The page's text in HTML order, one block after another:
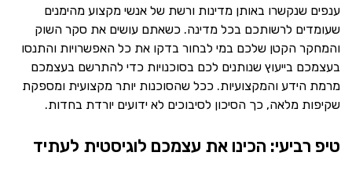
ענפים שנקשרו באותן מדינות ורשת של אנשי מקצוע מהימנים
שעומדים לרשותכם בכל מדינה. כשאתם עושים את סקר השוק
והמחקר הקטן שלכם במי לבחור בדקו את כל האפשרויות והתנסו
בעצמכם בייעוץ שנותנים לכם בסוכנויות כדי להתרשם בעצמכם
מרמת הידע והמקצועיות. ככל שהסוכנות יותר מקצועית ומספקת
שקיפות מלאה, כך הסיכון לסיבוכים לא ידועים יורדת בחדות.
טיפ רביעי: הכינו את עצמכם לוגיסטית לעתיד